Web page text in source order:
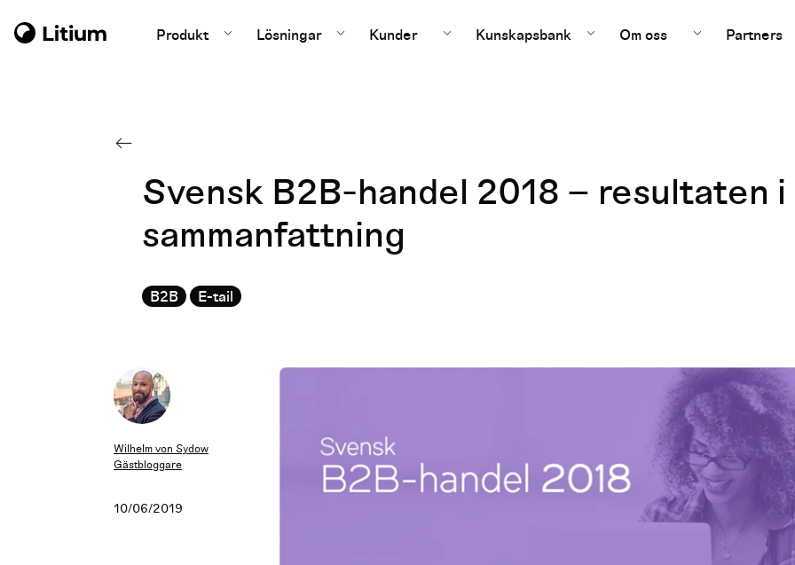
Produkt Lösningar Kunder Kunskapsbank Om oss Partners
Svensk B2B-handel 2018 – resultaten i
sammanfattning
B2B E-tail
Wilhelm von Sydow
Gästbloggare
10/06/2019